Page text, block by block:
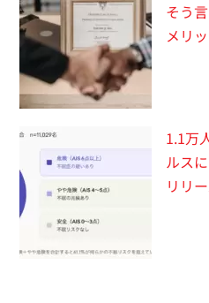
そう
メリ
1.1万
ルス
リリ